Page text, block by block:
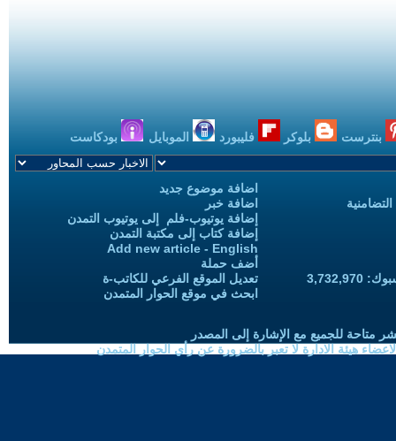
بنترست بلوكر فليبورد الموبايل بودكاست
اضافة موضوع جديد
اضافة خبر
إضافة يوتيوب-فلم إلى يوتيوب التمدن
إضافة كتاب إلى مكتبة التمدن
Add new article - English
أضف حملة
تعديل الموقع الفرعي للكاتب-ة
ابحث في موقع الحوار المتمدن
متاحة للجميع مع الإشارة إلى المصدر
هيئة الادارة لا تعبر بالضرورة عن رأي الحوار المتمدن